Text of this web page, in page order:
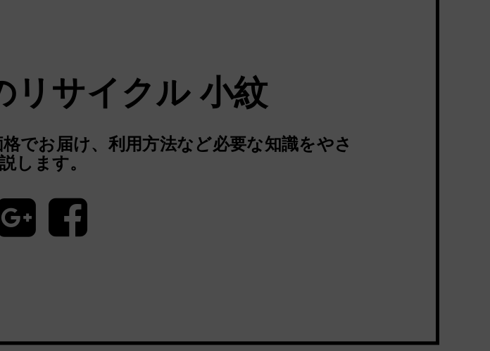
リサイクル 小紋
でお届け、利用方法など必要な知識をやさ
します。